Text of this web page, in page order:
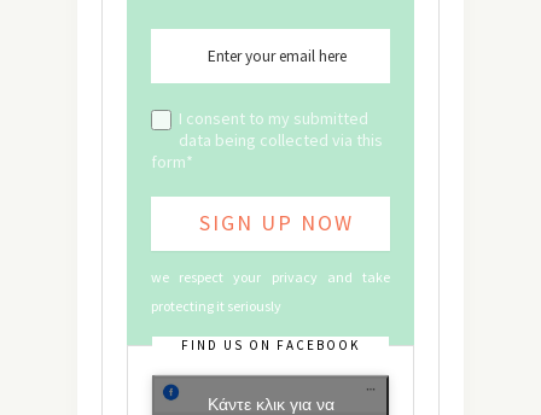
I consent to my submitted
data being collected via this
form*
we respect your privacy and take
protecting it seriously
FIND US ON FACEBOOK
Κάντε κλικ για να